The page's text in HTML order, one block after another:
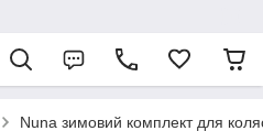
Nuna зимовий комплект для